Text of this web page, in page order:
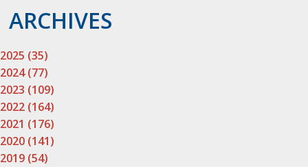
ARCHIVES
2025 (35)
2024 (77)
2023 (109)
2022 (164)
2021 (176)
2020 (141)
2019 (54)